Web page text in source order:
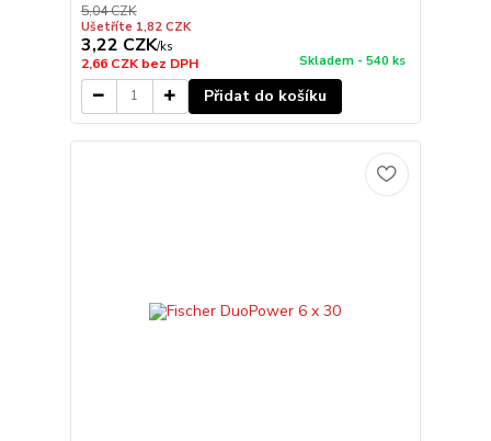
5,04 CZK
Ušetříte 1,82 CZK
3,22 CZK/ks
2,66 CZKbez DPH Skladem - 540 ks
Přidat do košíku